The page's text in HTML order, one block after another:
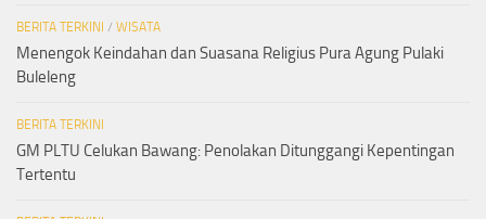
BERITA TERKINI / WISATA
Menengok Keindahan dan Suasana Religius Pura Agung Pulaki
Buleleng
BERITA TERKINI
GM PLTU Celukan Bawang: Penolakan Ditunggangi Kepentingan
Tertentu